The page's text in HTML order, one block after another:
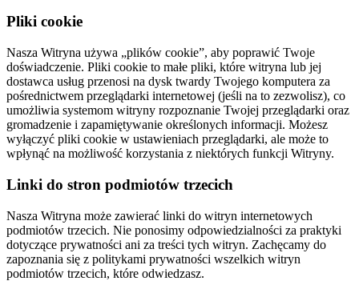
Pliki cookie
Nasza Witryna używa „plików cookie”, aby poprawić Twoje
doświadczenie. Pliki cookie to małe pliki, które witryna lub jej
dostawca usług przenosi na dysk twardy Twojego komputera za
pośrednictwem przeglądarki internetowej (jeśli na to zezwolisz), co
umożliwia systemom witryny rozpoznanie Twojej przeglądarki oraz
gromadzenie i zapamiętywanie określonych informacji. Możesz
wyłączyć pliki cookie w ustawieniach przeglądarki, ale może to
wpłynąć na możliwość korzystania z niektórych funkcji Witryny.
Linki do stron podmiotów trzecich
Nasza Witryna może zawierać linki do witryn internetowych
podmiotów trzecich. Nie ponosimy odpowiedzialności za praktyki
dotyczące prywatności ani za treści tych witryn. Zachęcamy do
zapoznania się z politykami prywatności wszelkich witryn
podmiotów trzecich, które odwiedzasz.